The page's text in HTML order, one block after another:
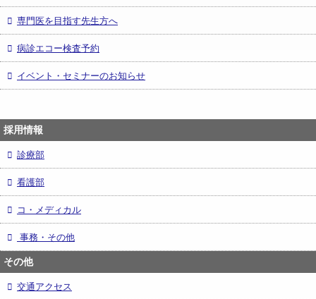
専門医を目指す先生方へ
病診エコー検査予約
イベント・セミナーのお知らせ
採用情報
診療部
看護部
コ・メディカル
事務・その他
その他
交通アクセス